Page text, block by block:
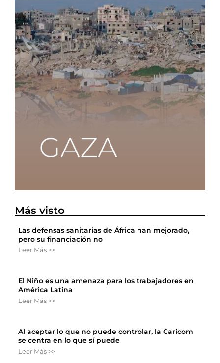
Más visto
Las defensas sanitarias de África han mejorado,
pero su financiación no
Leer Más >>
El Niño es una amenaza para los trabajadores en
América Latina
Leer Más >>
Al aceptar lo que no puede controlar, la Caricom
se centra en lo que sí puede
Leer Más >>